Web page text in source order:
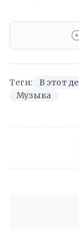
Теги: В этот
Музыка